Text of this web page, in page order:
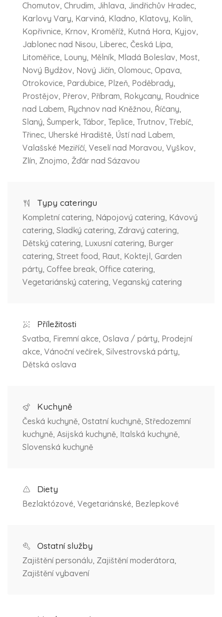
Chomutov, Chrudim, Jihlava, Jindřichův Hradec,
Karlovy Vary, Karviná, Kladno, Klatovy, Kolín,
Kopřivnice, Krnov, Kroměříž, Kutná Hora, Kyjov,
Jablonec nad Nisou, Liberec, Česká Lípa,
Litoměřice, Louny, Mělník, Mladá Boleslav, Most,
Nový Bydžov, Nový Jičín, Olomouc, Opava,
Otrokovice, Pardubice, Plzeň, Poděbrady,
Prostějov, Přerov, Příbram, Rokycany, Roudnice
nad Labem, Rychnov nad Kněžnou, Říčany,
Slaný, Šumperk, Tábor, Teplice, Trutnov, Třebíč,
Třinec, Uherské Hradiště, Ústí nad Labem,
Valašské Meziříčí, Veselí nad Moravou, Vyškov,
Zlín, Znojmo, Žďár nad Sázavou
Typy cateringu
Kompletní catering, Nápojový catering, Kávový
catering, Sladký catering, Zdravý catering,
Dětský catering, Luxusní catering, Burger
catering, Street food, Raut, Koktejl, Garden
párty, Coffee break, Office catering,
Vegetariánský catering, Veganský catering
Příležitosti
Svatba, Firemní akce, Oslava / párty, Prodejní
akce, Vánoční večírek, Silvestrovská párty,
Dětská oslava
Kuchyně
Česká kuchyně, Ostatní kuchyně, Středozemní
kuchyně, Asijská kuchyně, Italská kuchyně,
Slovenská kuchyně
Diety
Bezlaktózové, Vegetariánské, Bezlepkové
Ostatní služby
Zajištění personálu, Zajištění moderátora,
Zajištění vybavení